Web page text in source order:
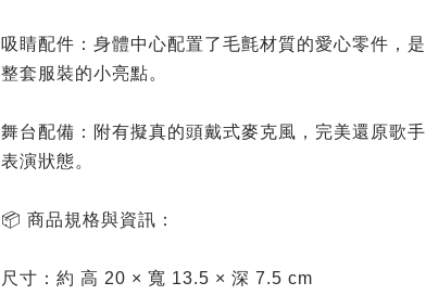
吸睛配件：身體中心配置了毛氈材質的愛心零件，是
整套服裝的小亮點。
舞台配備：附有擬真的頭戴式麥克風，完美還原歌手
表演狀態。
📦 商品規格與資訊：
尺寸：約 高 20 × 寬 13.5 × 深 7.5 cm